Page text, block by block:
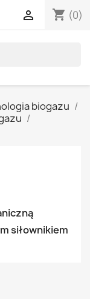
shopping_cart (0)

biogazu
siłownikiem